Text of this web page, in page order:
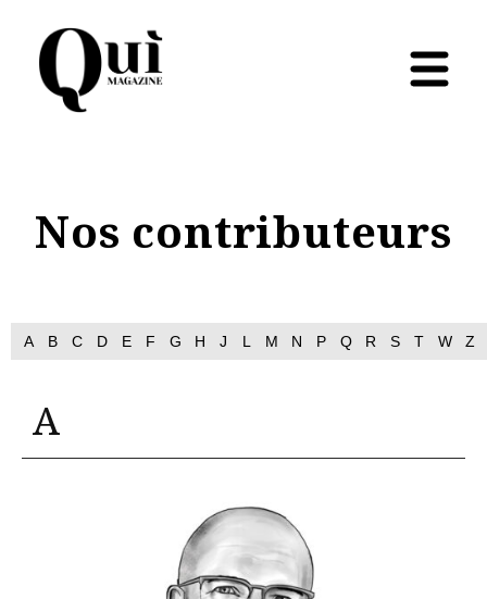
Nos contributeurs
A B C D E F G H J L M N P Q R S T W Z
A